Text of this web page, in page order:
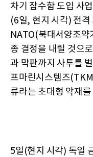
차기 잠수함 도입 사
(6일, 현지 시각) 전
NATO(북대서양조약
종 결정을 내릴 것으
과 막판까지 사투를
프마린시스템즈
류라는 초대형 악재
5일(현지 시각) 독일